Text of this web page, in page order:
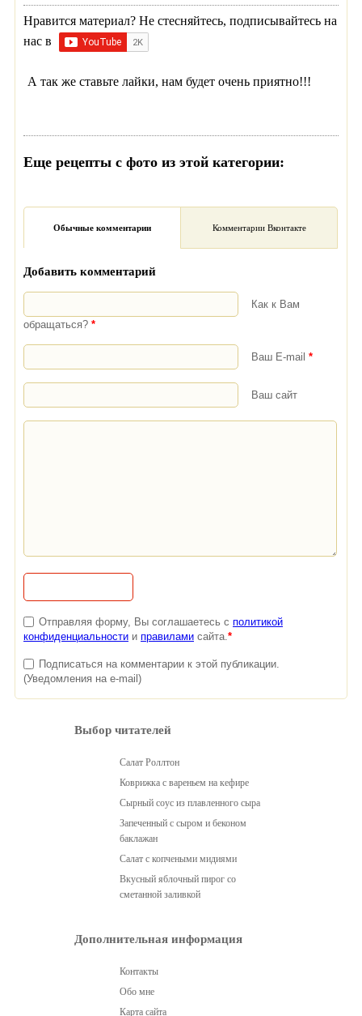
Нравится материал? Не стесняйтесь, подписывайтесь на
нас в
А так же ставьте лайки, нам будет очень приятно!!!
Еще рецепты с фото из этой категории:
Обычные комментарии Комментарии Вконтакте
Добавить комментарий
Как к Вам
обращаться? *
Ваш E-mail *
Ваш сайт
Отправляя форму, Вы соглашаетесь с политикой
конфиденциальности и правилами сайта. *
Подписаться на комментарии к этой публикации.
(Уведомления на e-mail)
Выбор читателей
Салат Роллтон
Коврижка с вареньем на кефире
Сырный соус из плавленного сыра
Запеченный с сыром и беконом
баклажан
Салат с копчеными мидиями
Вкусный яблочный пирог со
сметанной заливкой
Дополнительная информация
Контакты
Обо мне
Карта сайта